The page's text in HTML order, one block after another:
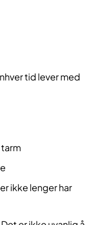
tid lever med
ikke lenger har